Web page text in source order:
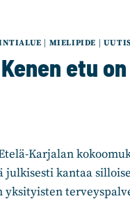
MIELIPIDE
etu
Karjalan
julkisesti kantaa
yksityisten